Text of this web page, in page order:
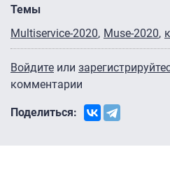
Темы
Multiservice-2020 Muse-2020
Войдите или
комментарии
Поделиться: